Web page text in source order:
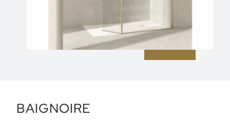
BAIGNOIRE